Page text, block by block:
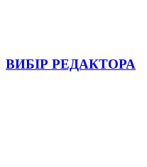
ВИБІР РЕДАКТОРА